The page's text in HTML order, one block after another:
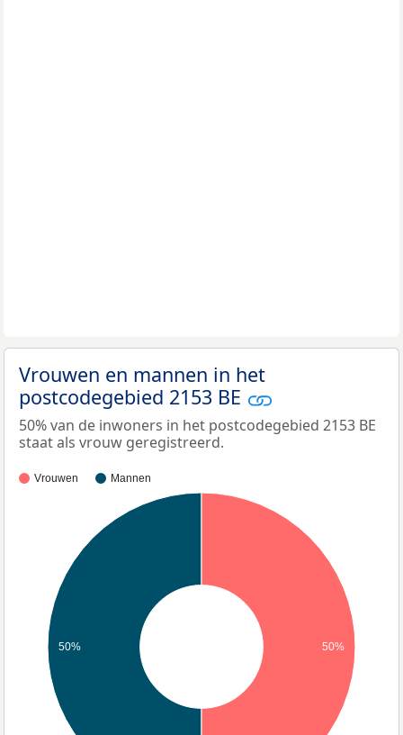
Vrouwen en mannen in het
postcodegebied 2153 BE
50% van de inwoners in het postcodegebied 2153 BE
staat als vrouw geregistreerd.
Vrouwen Mannen
50% 50%